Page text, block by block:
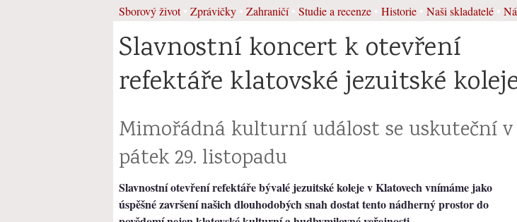
Sborový život• Zprávičky Zahraničí• Studie a recenze Historie Naši skladatelé
Slavnostní koncert k otevření
refektáře klatovské jezuitské
Mimořádná kulturní událost se uskuteční v
pátek 29. listopadu
Slavnostní otevření refektáře bývalé jezuitské koleje v Klatovech vnímáme jako
úspěšné završení našich dlouhodobých snah dostat tento nádherný prostor do